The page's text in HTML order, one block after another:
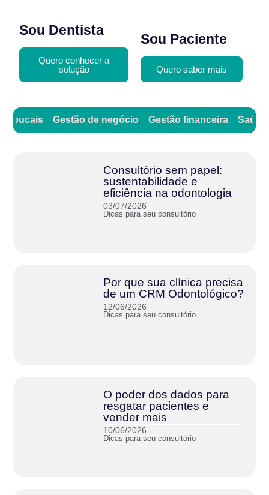
Sou Dentista
Quero conhecer a
solução
Sou Paciente
Quero saber mais
bucais Gestão de negócio Gestão financeira
Consultório sem papel:
sustentabilidade e
eficiência na odontologia
03/07/2026
Dicas para seu consultório
Por que sua clínica precisa
de um CRM Odontológico?
12/06/2026
Dicas para seu consultório
O poder dos dados para
resgatar pacientes e
vender mais
10/06/2026
Dicas para seu consultório